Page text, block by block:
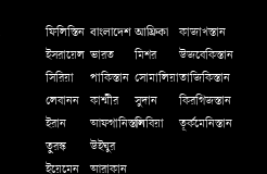
ফিলিস্তিন
ইসরায়েল
সিরিয়া
লেবানন
ইরান
তুরস্ক
ইয়েমেন
বাংলাদেশ
ভারত
পাকিস্তান
কাশ্মীর
আফগানিস্তান
উইঘুর
আরাকান
আফ্রিকা
মিশর
সোমালিয়া
সুদান
লিবিয়া
কাজাখস্তান
উজবেকিস্তান
তাজিকিস্তান
কিরগিজস্তান
তূর্কমেনিস্তান